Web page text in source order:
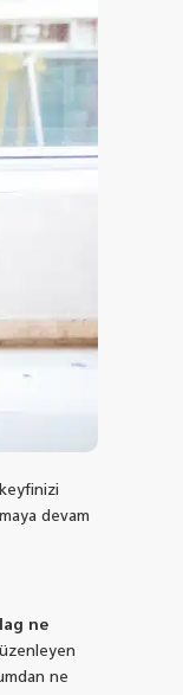
devam
ne
ne